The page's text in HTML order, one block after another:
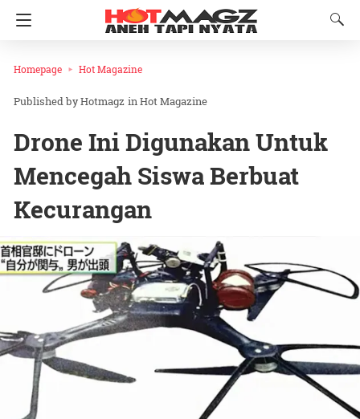
Homepage Hot Magazine
Hotmagz inHot Magazine
Drone Ini Digunakan Untuk
Mencegah Siswa Berbuat
Kecurangan